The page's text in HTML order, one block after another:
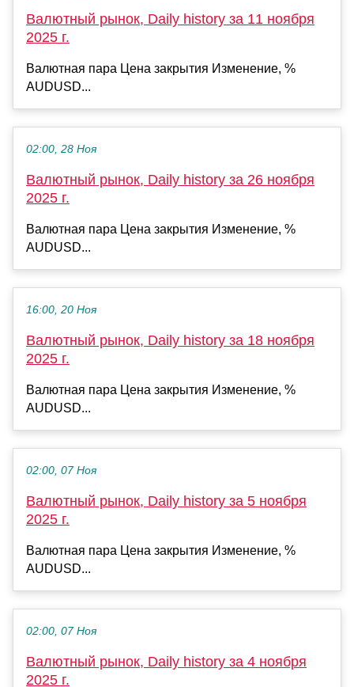
Валютный рынок, Daily history за 11 ноября
2025 г.
Валютная пара Цена закрытия Изменение, %
AUDUSD...
02:00, 28 Ноя
Валютный рынок, Daily history за 26 ноября
2025 г.
Валютная пара Цена закрытия Изменение, %
AUDUSD...
16:00, 20 Ноя
Валютный рынок, Daily history за 18 ноября
2025 г.
Валютная пара Цена закрытия Изменение, %
AUDUSD...
02:00, 07 Ноя
Валютный рынок, Daily history за 5 ноября
2025 г.
Валютная пара Цена закрытия Изменение, %
AUDUSD...
02:00, 07 Ноя
Валютный рынок, Daily history за 4 ноября
2025 г.